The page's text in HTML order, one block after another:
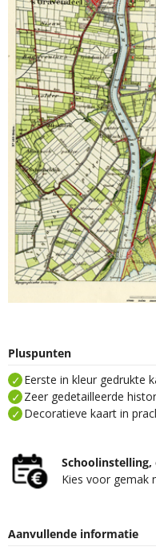
Pluspunten
Eerste in kleur gedrukte
Zeer gedetailleerde
Decoratieve kaart in
Kies voor gemak
Aanvullende informatie